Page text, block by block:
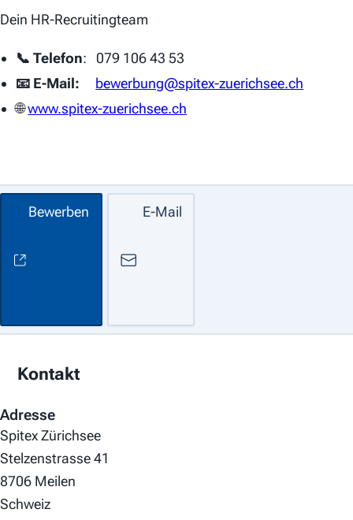
Dein HR-Recruitingteam
📞 Telefon: 079 106 43 53
📧 E-Mail:
bewerbung@spitex-zuerichsee.ch
🌐www.spitex-zuerichsee.ch
Bewerben E-Mail
Kontakt
Adresse
Spitex Zürichsee
Stelzenstrasse 41
8706 Meilen
Schweiz